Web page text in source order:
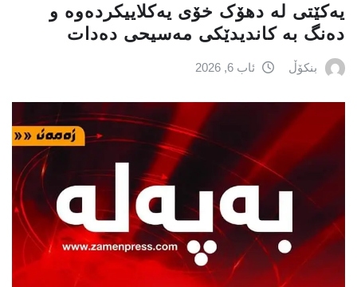
یەکێتی لە دهۆک خۆی یەکلاییکردەوە و
دەنگ بە کاندیدێکی مەسیحی دەدات
بنکۆڵ ئاب 6, 2026